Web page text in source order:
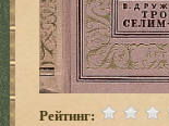
Рейтинг: